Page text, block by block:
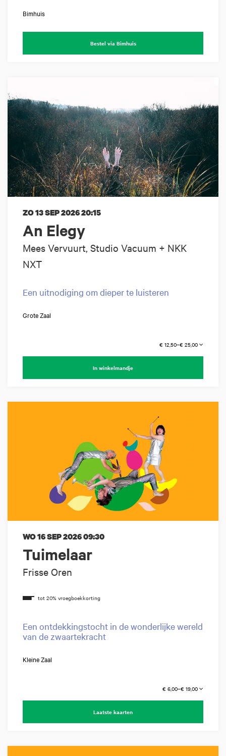
Bimhuis
Bestel via Bimhuis
An Elegy
Mees Vervuurt, Studio Vacuum + NKK
NXT
ZO 13 SEP 202620:15
Een uitnodiging om dieper te luisteren
Grote Zaal
€ 12,50–€ 25,00
In winkelmandje
Tuimelaar
Frisse Oren
WO 16 SEP 202609:30
Een ontdekkingstocht in de wonderlijke wereld
van de zwaartekracht
Kleine Zaal
€ 6,00–€ 19,00
Laatste kaarten